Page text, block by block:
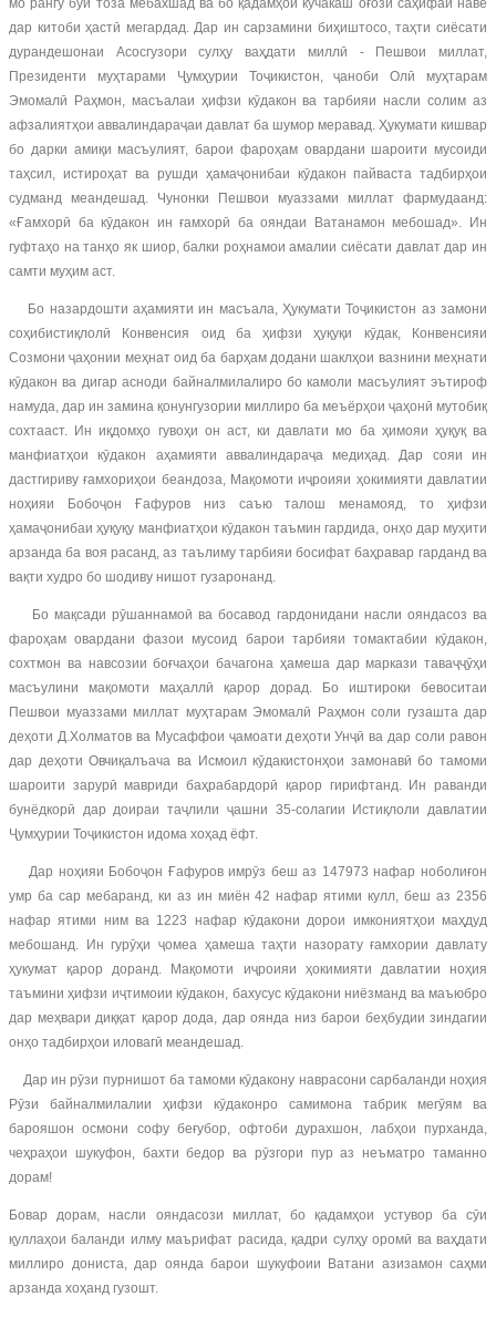
мо рангу бӯи тоза мебахшад ва бо қадамҳои кӯчакаш оғози саҳифаи наве
дар китоби ҳастӣ мегардад. Дар ин сарзамини биҳиштосо, таҳти сиёсати
дурандешонаи Асосгузори сулҳу ваҳдати миллӣ - Пешвои миллат,
Президенти муҳтарами Ҷумҳурии Тоҷикистон, ҷаноби Олӣ муҳтарам
Эмомалӣ Раҳмон, масъалаи ҳифзи кӯдакон ва тарбияи насли солим аз
афзалиятҳои аввалиндараҷаи давлат ба шумор меравад. Ҳукумати кишвар
бо дарки амиқи масъулият, барои фароҳам овардани шароити мусоиди
таҳсил, истироҳат ва рушди ҳамаҷонибаи кӯдакон пайваста тадбирҳои
судманд меандешад. Чунонки Пешвои муаззами миллат фармудаанд:
«Ғамхорӣ ба кӯдакон ин ғамхорӣ ба ояндаи Ватанамон мебошад». Ин
гуфтаҳо на танҳо як шиор, балки роҳнамои амалии сиёсати давлат дар ин
самти муҳим аст.
Бо назардошти аҳамияти ин масъала, Ҳукумати Тоҷикистон аз замони
соҳибистиқлолӣ Конвенсия оид ба ҳифзи ҳуқуқи кӯдак, Конвенсияи
Созмони ҷаҳонии меҳнат оид ба барҳам додани шаклҳои вазнини меҳнати
кӯдакон ва дигар асноди байналмилалиро бо камоли масъулият эътироф
намуда, дар ин замина қонунгузории миллиро ба меъёрҳои ҷаҳонӣ мутобиқ
сохтааст. Ин иқдомҳо гувоҳи он аст, ки давлати мо ба ҳимояи ҳуқуқ ва
манфиатҳои кӯдакон аҳамияти аввалиндараҷа медиҳад. Дар сояи ин
дастгириву ғамхориҳои беандоза, Мақомоти иҷроияи ҳокимияти давлатии
ноҳияи Бобоҷон Ғафуров низ саъю талош менамояд, то ҳифзи
ҳамаҷонибаи ҳуқуқу манфиатҳои кӯдакон таъмин гардида, онҳо дар муҳити
арзанда ба воя расанд, аз таълиму тарбияи босифат баҳравар гарданд ва
вақти худро бо шодиву нишот гузаронанд.
Бо мақсади рӯшаннамоӣ ва босавод гардонидани насли ояндасоз ва
фароҳам овардани фазои мусоид барои тарбияи томактабии кӯдакон,
сохтмон ва навсозии боғчаҳои бачагона ҳамеша дар маркази таваҷҷӯҳи
масъулини мақомоти маҳаллӣ қарор дорад. Бо иштироки бевоситаи
Пешвои муаззами миллат муҳтарам Эмомалӣ Раҳмон соли гузашта дар
деҳоти Д.Холматов ва Мусаффои ҷамоати деҳоти Унҷӣ ва дар соли равон
дар деҳоти Овчиқалъача ва Исмоил кӯдакистонҳои замонавӣ бо тамоми
шароити зарурӣ мавриди баҳрабардорӣ қарор гирифтанд. Ин раванди
бунёдкорӣ дар доираи таҷлили ҷашни 35-солагии Истиқлоли давлатии
Ҷумҳурии Тоҷикистон идома хоҳад ёфт.
Дар ноҳияи Бобоҷон Ғафуров имрӯз беш аз 147973 нафар ноболиғон
умр ба сар мебаранд, ки аз ин миён 42 нафар ятими кулл, беш аз 2356
нафар ятими ним ва 1223 нафар кӯдакони дорои имкониятҳои маҳдуд
мебошанд. Ин гурӯҳи ҷомеа ҳамеша таҳти назорату ғамхории давлату
ҳукумат қарор доранд. Мақомоти иҷроияи ҳокимияти давлатии ноҳия
таъмини ҳифзи иҷтимоии кӯдакон, бахусус кӯдакони ниёзманд ва маъюбро
дар меҳвари диққат қарор дода, дар оянда низ барои беҳбудии зиндагии
онҳо тадбирҳои иловагӣ меандешад.
Дар ин рӯзи пурнишот ба тамоми кӯдакону наврасони сарбаланди ноҳия
Рӯзи байналмилалии ҳифзи кӯдаконро самимона табрик мегӯям ва
барояшон осмони софу беғубор, офтоби дурахшон, лабҳои пурханда,
чеҳраҳои шукуфон, бахти бедор ва рӯзгори пур аз неъматро таманно
дорам!
Бовар дорам, насли ояндасози миллат, бо қадамҳои устувор ба сӯи
қуллаҳои баланди илму маърифат расида, қадри сулҳу оромӣ ва ваҳдати
миллиро дониста, дар оянда барои шукуфоии Ватани азизамон саҳми
арзанда хоҳанд гузошт.